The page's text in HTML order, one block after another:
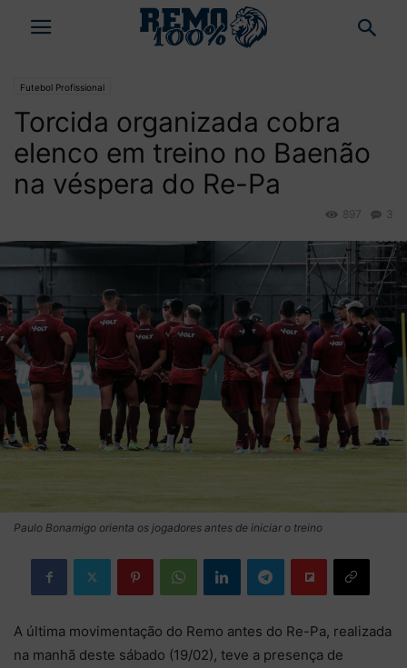
Futebol Profissional
Torcida organizada cobra
elenco em treino no Baenão
na véspera do Re-Pa
3
897
Paulo Bonamigo orienta os jogadores antes de iniciar o treino
A última movimentação do Remo antes do Re-Pa, realizada
na manhã deste sábado (19/02), teve a presença de